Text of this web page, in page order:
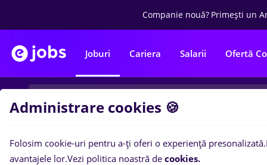
Companie nouă? Primești un
Joburi Cariera Salarii Ofertă
Filtre 0
Administrare cookies 🍪
Folosim cookie-uri pentru a-ți oferi o experiență presonalizată.
avantajele lor.Vezi politica noastră de cookies.